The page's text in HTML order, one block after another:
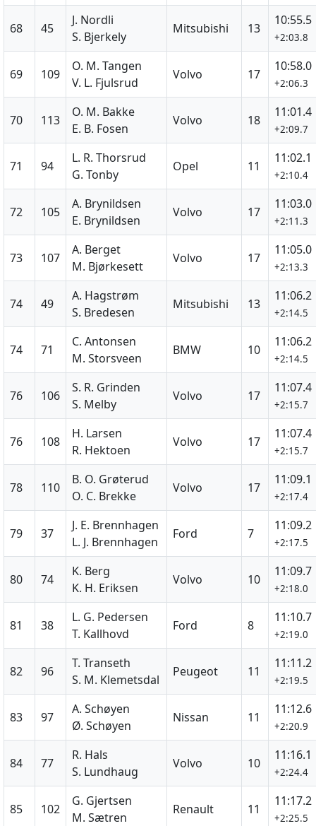
68 45
J. Nordli
S. Bjerkely
Mitsubishi 13
10:55.5
+2:03.8
69 109
O. M. Tangen
V. L. Fjulsrud
Volvo 17
10:58.0
+2:06.3
70 113
O. M. Bakke
E. B. Fosen
Volvo 18
11:01.4
+2:09.7
71 94
L. R. Thorsrud
G. Tonby
Opel 11
11:02.1
+2:10.4
72 105
A. Brynildsen
E. Brynildsen
Volvo 17
11:03.0
+2:11.3
73 107
A. Berget
M. Bjørkesett
Volvo 17
11:05.0
+2:13.3
74 49
A. Hagstrøm
S. Bredesen
Mitsubishi 13
11:06.2
+2:14.5
74 71
C. Antonsen
M. Storsveen
BMW 10
11:06.2
+2:14.5
76 106
S. R. Grinden
S. Melby
Volvo 17
11:07.4
+2:15.7
76 108
H. Larsen
R. Hektoen
Volvo 17
11:07.4
+2:15.7
78 110
B. O. Grøterud
O. C. Brekke
Volvo 17
11:09.1
+2:17.4
79 37
J. E. Brennhagen
L. J. Brennhagen
Ford 7
11:09.2
+2:17.5
80 74
K. Berg
K. H. Eriksen
Volvo 10
11:09.7
+2:18.0
81 38
L. G. Pedersen
T. Kallhovd
Ford 8
11:10.7
+2:19.0
82 96
T. Transeth
S. M. Klemetsdal
Peugeot 11
11:11.2
+2:19.5
83 97
A. Schøyen
Ø. Schøyen
Nissan 11
11:12.6
+2:20.9
84 77
R. Hals
S. Lundhaug
Volvo 10
11:16.1
+2:24.4
85 102
G. Gjertsen
M. Sætren
Renault 11
11:17.2
+2:25.5